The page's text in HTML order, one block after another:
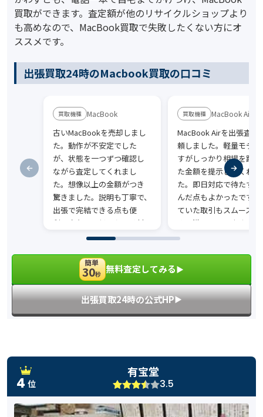
買取ができます。査定額が他のリサイクルショップより
も高めなので、MacBook買取で失敗したくない方にオ
ススメです。
出張買取24時のMacbook買取の口コミ
MacBook
古いMacBookを売却しまし
た。動作が不安定でした
が、状態を一つずつ確認し
ながら査定してくれまし
た。想像以上の金額がつき
驚きました。説明も丁寧で、
出張で完結できる点も便
利。安心して任せられる対
応でした。
MacBook Air
MacBook Airを出張査定
頼しました。軽量モデ
すがしっかり相場を踏
た金額を提示してくれ
た。即日対応で待たず
んだ点もよかったです。
ていた取引もスムーズに
み、満足しています。
簡単
30秒 無料査定してみる▶︎
出張買取24時の公式HP▶︎
4 位
有宝堂
3.5